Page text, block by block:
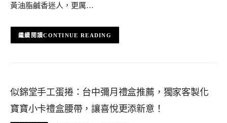
黃油脂鹹香迷人，更厲…
CONTINUE READING
似錦堂手工蛋捲：台中彌月禮盒推薦，獨家客製化
寶寶小卡禮盒腰帶，讓喜悅更添新意！